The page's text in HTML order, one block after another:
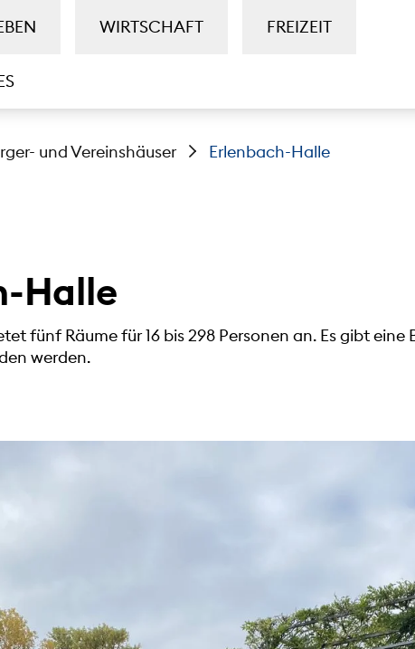
WIRTSCHAFT FREIZEIT
und Vereinshäuser Erlenbach-Halle
Halle
fünf Räume für 16 bis 298 Personen an. Es gibt eine
werden.